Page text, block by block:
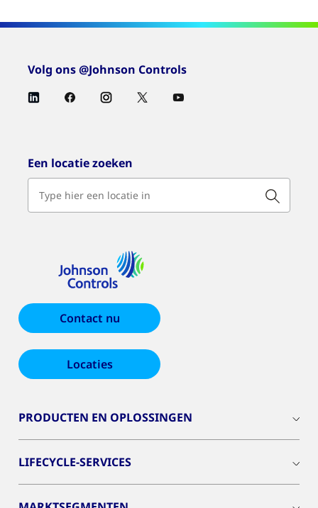
Volg ons @Johnson Controls
Een locatie zoeken
Contact nu
Locaties
PRODUCTEN EN OPLOSSINGEN
LIFECYCLE-SERVICES